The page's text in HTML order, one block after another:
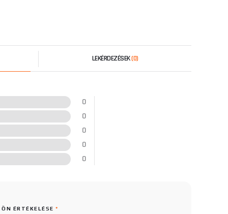
LEKÉRDEZÉSEK(0)
0
0
0
0
0
ÖN ÉRTÉKELÉSE*